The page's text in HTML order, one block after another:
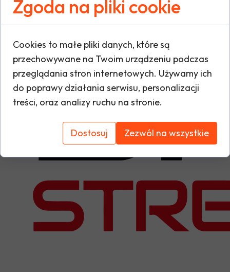
Zgoda na pliki cookie
Cookies to małe pliki danych, które są
przechowywane na Twoim urządzeniu podczas
przeglądania stron internetowych. Używamy ich
do poprawy działania serwisu, personalizacji
treści, oraz analizy ruchu na stronie.
Dostosuj Zezwól na wszystkie